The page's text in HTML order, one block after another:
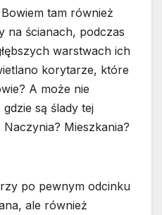
tam również
na ścianach, podczas
warstwach ich
korytarze, które
A może nie
są ślady tej
Mieszkania?
po pewnym odcinku
ale również